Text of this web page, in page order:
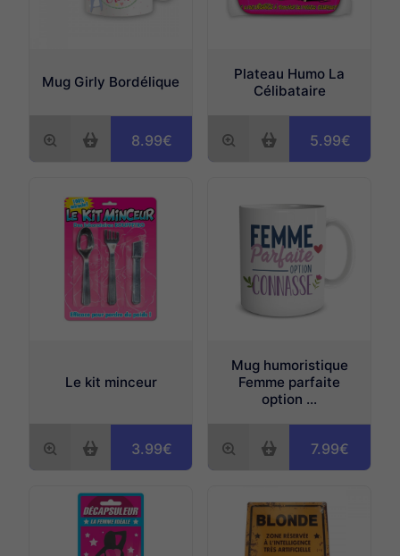
Mug Girly Bordélique
8.99€
Plateau Humo La
Célibataire
5.99€
Le kit minceur
3.99€
Mug humoristique
Femme parfaite
option ...
7.99€